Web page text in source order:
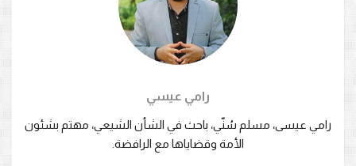
رامي عيسي
رامي عيسى، مسلم سُنّي، باحث في الشأن الشيعي، مهتم بشئون
الأمة وقضاياها مع الرافضة.